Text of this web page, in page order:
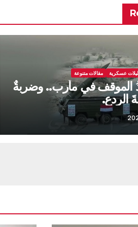
عسكرية مقالات متنوعة
الموقف في مأرب.. وضربةٌ
الردع.